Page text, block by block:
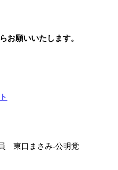
お願いいたします。
東口まさみ-公明党